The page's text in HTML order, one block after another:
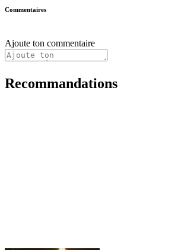
Commentaires
Ajoute ton commentaire
Recommandations